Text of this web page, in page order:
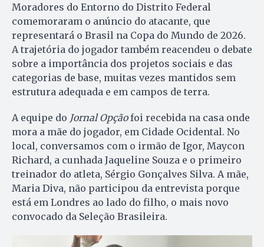
Moradores do Entorno do Distrito Federal
comemoraram o anúncio do atacante, que
representará o Brasil na Copa do Mundo de 2026.
A trajetória do jogador também reacendeu o debate
sobre a importância dos projetos sociais e das
categorias de base, muitas vezes mantidos sem
estrutura adequada e em campos de terra.
A equipe do Jornal Opçãofoi recebida na casa onde
mora a mãe do jogador, em Cidade Ocidental. No
local, conversamos com o irmão de Igor, Maycon
Richard, a cunhada Jaqueline Souza e o primeiro
treinador do atleta, Sérgio Gonçalves Silva. A mãe,
Maria Diva, não participou da entrevista porque
está em Londres ao lado do filho, o mais novo
convocado da Seleção Brasileira.